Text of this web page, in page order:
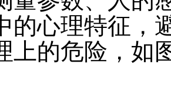
的心理特征，
上的危险，如